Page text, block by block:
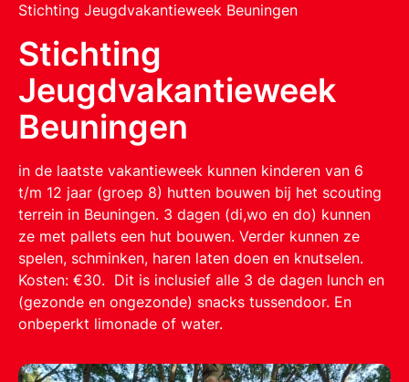
Stichting Jeugdvakantieweek Beuningen
Stichting
Jeugdvakantieweek
Beuningen
in de laatste vakantieweek kunnen kinderen van 6
t/m 12 jaar (groep 8) hutten bouwen bij het scouting
terrein in Beuningen. 3 dagen (di,wo en do) kunnen
ze met pallets een hut bouwen. Verder kunnen ze
spelen, schminken, haren laten doen en knutselen.
Kosten: €30. Dit is inclusief alle 3 de dagen lunch en
(gezonde en ongezonde) snacks tussendoor. En
onbeperkt limonade of water.